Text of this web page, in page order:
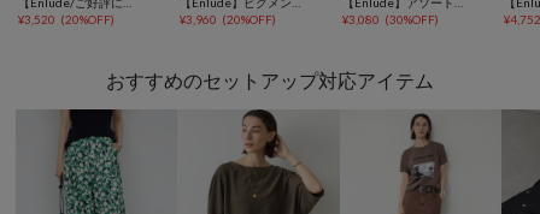
¥3,520 (20%OFF)
¥3,960 (20%OFF)
¥3,080 (30%OFF) ¥
おすすめのセットアップ対応アイテム